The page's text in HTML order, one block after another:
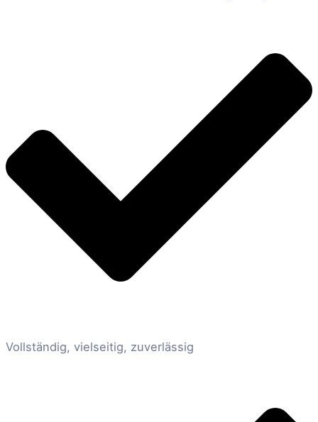
Vollständig, vielseitig, zuverlässig